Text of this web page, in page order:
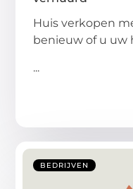
Huis verkopen
benieuw of u
...
BEDRIJVEN